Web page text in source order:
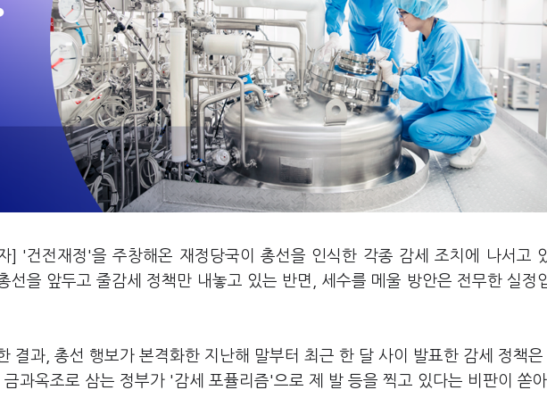
] '건전재정'을 주창해온 재정당국이 총선을 인식한 각종 감세 조치에 나서고
선을 앞두고 줄감세 정책만 내놓고 있는 반면, 세수를 메울 방안은 전무한 실정
결과, 총선 행보가 본격화한 지난해 말부터 최근 한 달 사이 발표한 감세 정책
과옥조로 삼는 정부가 '감세 포퓰리즘'으로 제 발 등을 찍고 있다는 비판이 쏟아